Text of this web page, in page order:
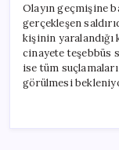
Olayın geçmişine
gerçekleşen
kişinin
cinayete teşebbüs
ise tüm
görülmesi